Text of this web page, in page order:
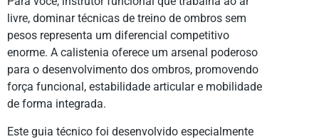
livre, dominar técnicas de treino de ombros sem
pesos representa um diferencial competitivo
enorme. A calistenia oferece um arsenal poderoso
para o desenvolvimento dos ombros, promovendo
força funcional, estabilidade articular e mobilidade
de forma integrada.
Este guia técnico foi desenvolvido especialmente